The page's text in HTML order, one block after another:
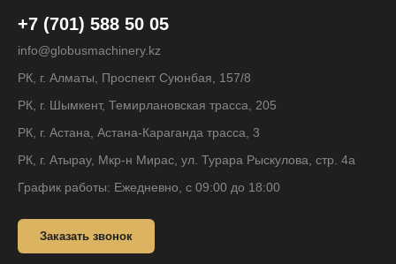
+7 (701) 588 50 05
info@globusmachinery.kz
РК, г. Алматы, Проспект Суюнбая, 157/8
РК, г. Шымкент, Темирлановская трасса, 205
РК, г. Астана, Астана-Караганда трасса, 3
РК, г. Атырау, Мкр-н Мирас, ул. Турара Рыскулова, стр. 4а
График работы: Ежедневно, с 09:00 до 18:00
Заказать звонок